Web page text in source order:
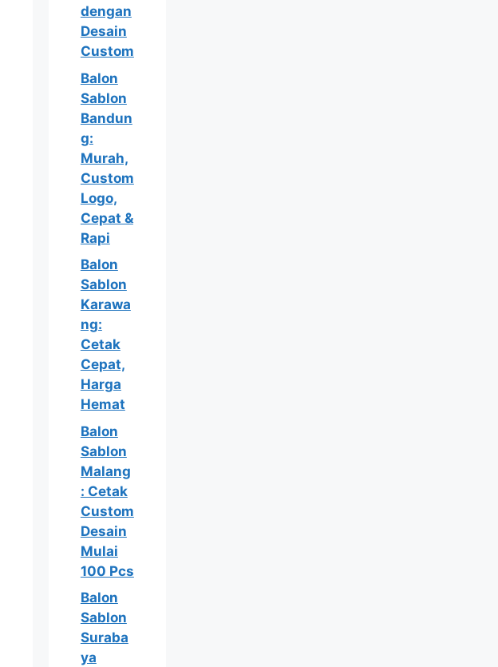
dengan
Desain
Custom
Balon
Sablon
Bandun
g:
Murah,
Custom
Logo,
Cepat &
Rapi
Balon
Sablon
Karawa
ng:
Cetak
Cepat,
Harga
Hemat
Balon
Sablon
Malang
: Cetak
Custom
Desain
Mulai
100 Pcs
Balon
Sablon
Suraba
ya